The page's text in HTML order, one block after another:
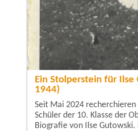
Ein Stolperstein für
1944)
Seit Mai 2024
Schüler der 10. Klasse der
Biografie von Ilse Gutowski.